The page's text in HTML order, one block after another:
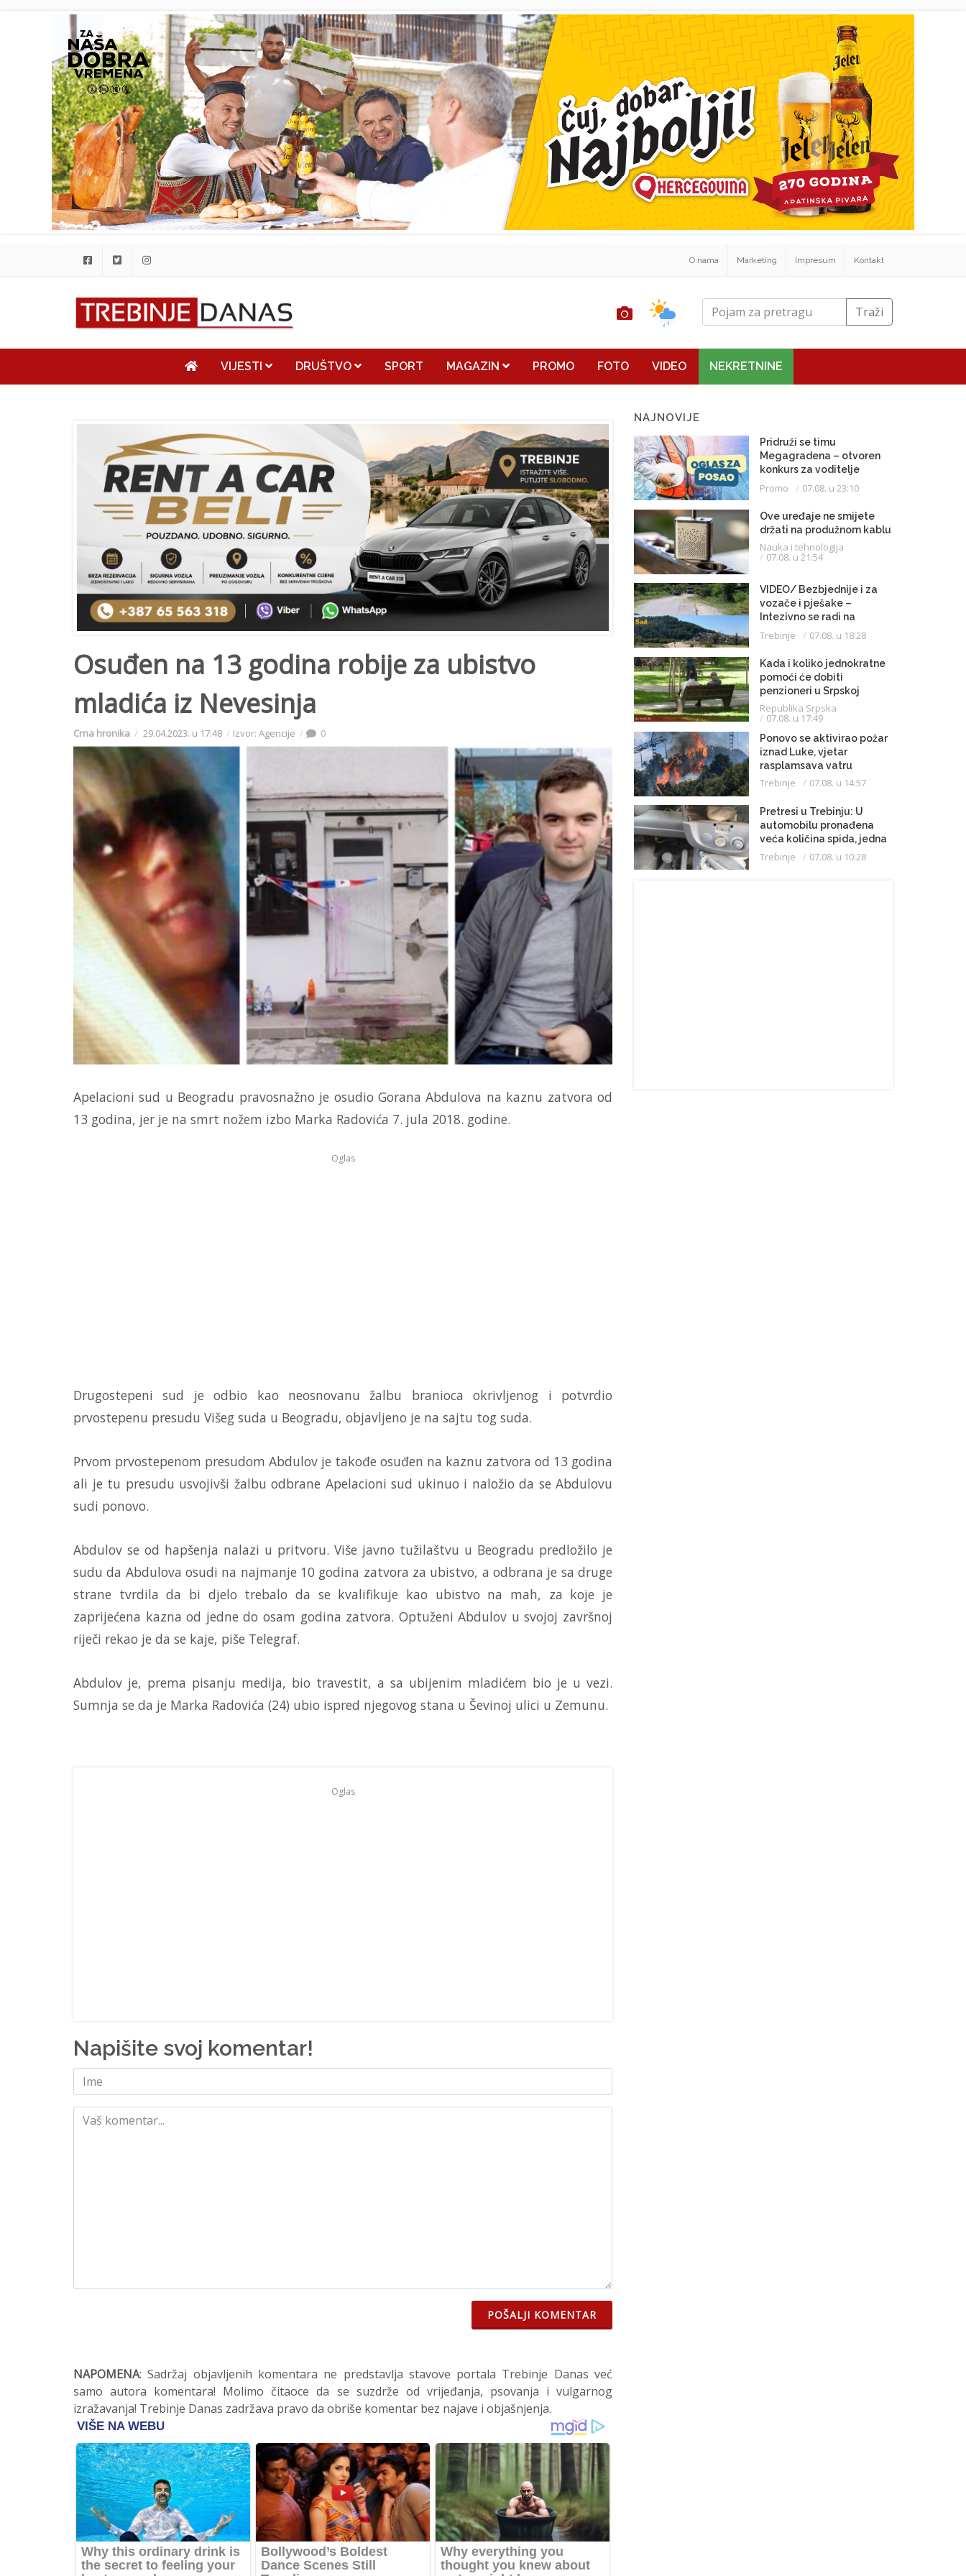
O nama Marketing Impresum Kontakt
Traži
VIJESTI DRUŠTVO SPORT MAGAZIN PROMO FOTO VIDEO NEKRETNINE
Osuđen na 13 godina robije za ubistvo
mladića iz Nevesinja
Crna hronika 29.04.2023. u 17:48 Izvor: Agencije 0
Apelacioni sud u Beogradu pravosnažno je osudio Gorana Abdulova na kaznu zatvora od
13 godina, jer je na smrt nožem izbo Marka Radovića 7. jula 2018. godine.
Oglas
Drugostepeni sud je odbio kao neosnovanu žalbu branioca okrivljenog i potvrdio
prvostepenu presudu Višeg suda u Beogradu, objavljeno je na sajtu tog suda.
Prvom prvostepenom presudom Abdulov je takođe osuđen na kaznu zatvora od 13 godina
ali je tu presudu usvojivši žalbu odbrane Apelacioni sud ukinuo i naložio da se Abdulovu
sudi ponovo.
Abdulov se od hapšenja nalazi u pritvoru. Više javno tužilaštvu u Beogradu predložilo je
sudu da Abdulova osudi na najmanje 10 godina zatvora za ubistvo, a odbrana je sa druge
strane tvrdila da bi djelo trebalo da se kvalifikuje kao ubistvo na mah, za koje je
zaprijećena kazna od jedne do osam godina zatvora. Optuženi Abdulov u svojoj završnoj
riječi rekao je da se kaje, piše Telegraf.
Abdulov je, prema pisanju medija, bio travestit, a sa ubijenim mladićem bio je u vezi.
Sumnja se da je Marka Radovića (24) ubio ispred njegovog stana u Ševinoj ulici u Zemunu.
Oglas
Napišite svoj komentar!
POŠALJI KOMENTAR
NAPOMENA: Sadržaj objavljenih komentara ne predstavlja stavove portala Trebinje Danas već
samo autora komentara! Molimo čitaoce da se suzdrže od vrijeđanja, psovanja i vulgarnog
izražavanja! Trebinje Danas zadržava pravo da obriše komentar bez najave i objašnjenja.
NAJNOVIJE
Pridruži se timu
Megagradena – otvoren
konkurs za voditelje
gradilišta
Promo 07.08. u 23:10
Ove uređaje ne smijete
držati na produžnom kablu
Nauka i tehnologija
07.08. u 21:54
VIDEO/ Bezbjednije i za
vozače i pješake –
Intezivno se radi na
proširenju saobraćajnice
Trebinje 07.08. u 18:28
Kada i koliko jednokratne
pomoći će dobiti
penzioneri u Srpskoj
Republika Srpska
07.08. u 17:49
Ponovo se aktivirao požar
iznad Luke, vjetar
rasplamsava vatru
Trebinje 07.08. u 14:57
Pretresi u Trebinju: U
automobilu pronađena
veća količina spida, jedna
osoba uhapšena
Trebinje 07.08. u 10:28